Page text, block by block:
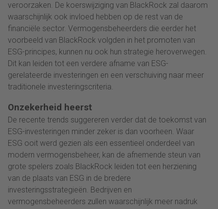
veroorzaken. De koerswijziging van BlackRock zal daarom
waarschijnlijk ook invloed hebben op de rest van de
financiële sector. Vermogensbeheerders die eerder het
voorbeeld van BlackRock volgden in het promoten van
ESG-principes, kunnen nu ook hun strategie heroverwegen.
Dit kan leiden tot een verdere afname van ESG-
gerelateerde investeringen en een verschuiving naar meer
traditionele investeringscriteria.
Onzekerheid heerst
De recente trends suggereren verder dat de toekomst van
ESG-investeringen minder zeker is dan voorheen. Waar
ESG ooit werd gezien als een essentieel onderdeel van
modern vermogensbeheer, kan de afnemende steun van
grote spelers zoals BlackRock leiden tot een herziening
van de plaats van ESG in de bredere
investeringsstrategieën. Bedrijven en
vermogensbeheerders zullen waarschijnlijk meer nadruk